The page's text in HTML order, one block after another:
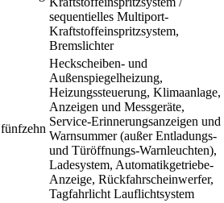
sequentielles Multiport-
Kraftstoffeinspritzsystem,
Bremslichter
fünfzehn
Heckscheiben- und
Außenspiegelheizung,
Heizungssteuerung, Klimaanlage,
Anzeigen und Messgeräte,
Service-Erinnerungsanzeigen und
Warnsummer (außer Entladungs-
und Türöffnungs-Warnleuchten),
Ladesystem, Automatikgetriebe-
Anzeige, Rückfahrscheinwerfer,
Tagfahrlicht Lauflichtsystem